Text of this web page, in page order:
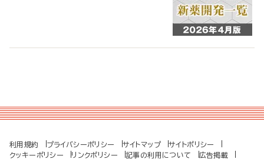
利用規約 プライバシーポリシー サイトマップ
サイトポリシー
クッキーポリシー
リンクポリシー 記事の利用について 広告掲載